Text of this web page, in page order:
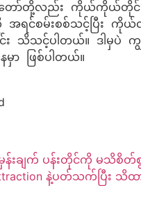
န်တော်တို့လည်း ကိုယ်ကိုယ်တိုင်
ရင်စမ်းစစ်သင့်ပြီး ကို
င်း သိသင့်ပါတယ်။ ဒါမှပဲ
မှာ ဖြစ်ပါတယ်။
န်းချက် ပန်းတိုင်ကို မသိစိတ်
နဲ့ပတ်သက်ပြီး